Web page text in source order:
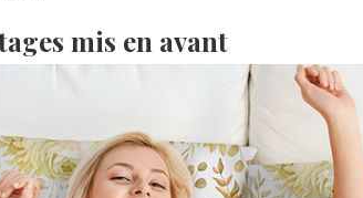
mis en avant